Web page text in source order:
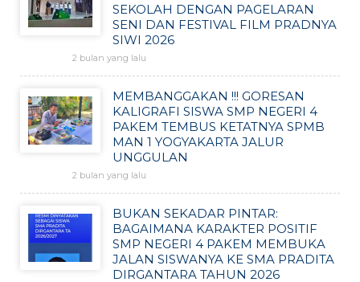
SEKOLAH DENGAN PAGELARAN
SENI DAN FESTIVAL FILM PRADNYA
SIWI 2026
2 bulan yang lalu
MEMBANGGAKAN !!! GORESAN
KALIGRAFI SISWA SMP NEGERI 4
PAKEM TEMBUS KETATNYA SPMB
MAN 1 YOGYAKARTA JALUR
UNGGULAN
2 bulan yang lalu
BUKAN SEKADAR PINTAR:
BAGAIMANA KARAKTER POSITIF
SMP NEGERI 4 PAKEM MEMBUKA
JALAN SISWANYA KE SMA PRADITA
DIRGANTARA TAHUN 2026